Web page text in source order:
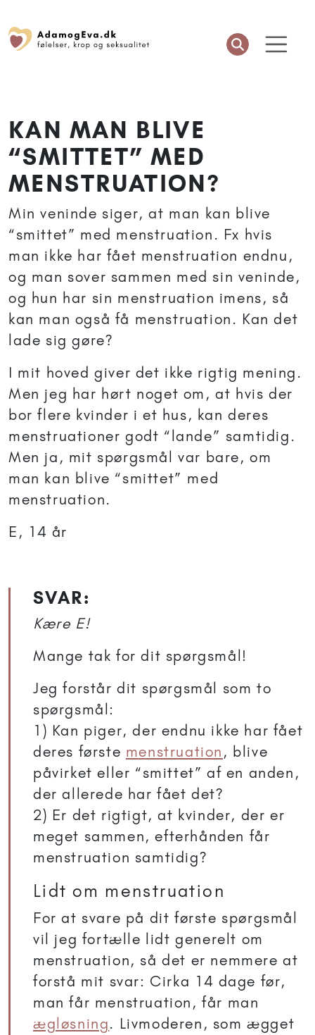
KAN MAN BLIVE
“SMITTET” MED
MENSTRUATION?
Min veninde siger, at man kan blive
“smittet” med menstruation. Fx hvis
man ikke har fået menstruation endnu,
og man sover sammen med sin veninde,
og hun har sin menstruation imens, så
kan man også få menstruation. Kan det
lade sig gøre?
I mit hoved giver det ikke rigtig mening.
Men jeg har hørt noget om, at hvis der
bor flere kvinder i et hus, kan deres
menstruationer godt “lande” samtidig.
Men ja, mit spørgsmål var bare, om
man kan blive “smittet” med
menstruation.
E, 14 år
SVAR:
Kære E!
Mange tak for dit spørgsmål!
Jeg forstår dit spørgsmål som to
spørgsmål:
1) Kan piger, der endnu ikke har fået
deres første menstruation , blive
påvirket eller “smittet” af en anden,
der allerede har fået det?
2) Er det rigtigt, at kvinder, der er
meget sammen, efterhånden får
menstruation samtidig?
Lidt om menstruation
For at svare på dit første spørgsmål
vil jeg fortælle lidt generelt om
menstruation, så det er nemmere at
forstå mit svar: Cirka 14 dage før,
man får menstruation, får man
ægløsning. Livmoderen, som ægget